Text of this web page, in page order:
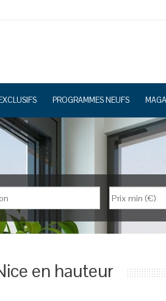
PROGRAMMES NEUFS
Nb de pièces
en hauteur